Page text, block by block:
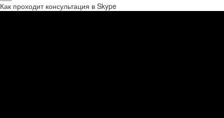
Как проходит консультация в Skype